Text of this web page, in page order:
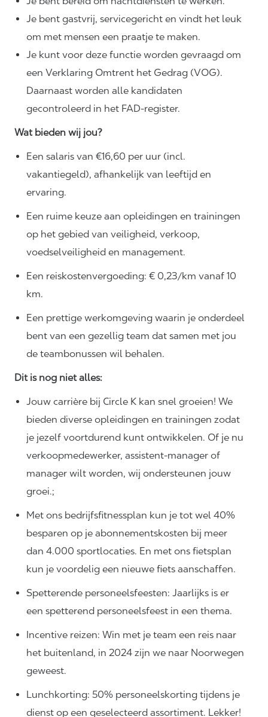
Je bent gastvrij, servicegericht en vindt het leuk
om met mensen een praatje te maken.
Je kunt voor deze functie worden gevraagd om
een Verklaring Omtrent het Gedrag (VOG).
Daarnaast worden alle kandidaten
gecontroleerd in het FAD-register.
Wat bieden wij jou?
Een salaris van €16,60 per uur (incl.
vakantiegeld), afhankelijk van leeftijd en
ervaring.
Een ruime keuze aan opleidingen en trainingen
op het gebied van veiligheid, verkoop,
voedselveiligheid en management.
Een reiskostenvergoeding: € 0,23/km vanaf 10
km.
Een prettige werkomgeving waarin je onderdeel
bent van een gezellig team dat samen met jou
de teambonussen wil behalen.
Dit is nog niet alles:
Jouw carrière bij Circle K kan snel groeien! We
bieden diverse opleidingen en trainingen zodat
je jezelf voortdurend kunt ontwikkelen. Of je nu
verkoopmedewerker, assistent-manager of
manager wilt worden, wij ondersteunen jouw
groei.;
Met ons bedrijfsfitnessplan kun je tot wel 40%
besparen op je abonnementskosten bij meer
dan 4.000 sportlocaties. En met ons fietsplan
kun je voordelig een nieuwe fiets aanschaffen.
Spetterende personeelsfeesten: Jaarlijks is er
een spetterend personeelsfeest in een thema.
Incentive reizen: Win met je team een reis naar
het buitenland, in 2024 zijn we naar Noorwegen
geweest.
Lunchkorting: 50% personeelskorting tijdens je
dienst op een geselecteerd assortiment. Lekker!